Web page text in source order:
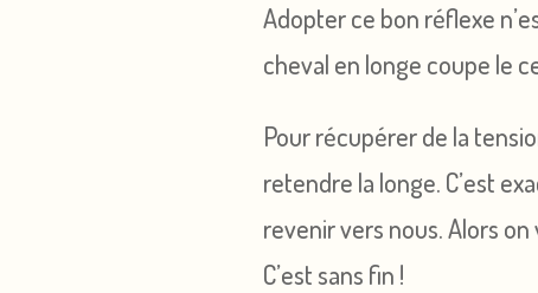
Adopter ce bon réflexe
cheval en longe coupe le
Pour récupérer de la
retendre la longe. C’est
revenir vers nous. Alors
C’est sans fin !